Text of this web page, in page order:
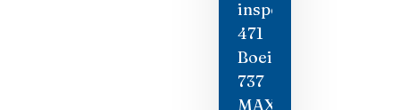
inspecionar
471
Boeing
737
MAX